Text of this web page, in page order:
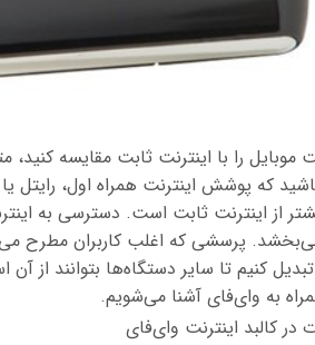
موبایل را با اینترنت ثابت مقایسه
که پوشش اینترنت همراه اول، رایتل
از اینترنت ثابت است. دسترسی به
پرسشی که اغلب کاربران مطرح
کنیم تا سایر دستگاه‌ها بتوانند از
به وای‌فای آشنا می‌شویم.
در کالبد اینترنت وای‌فای